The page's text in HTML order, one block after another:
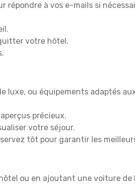
répondre à vos e-mails si
votre hôtel.
luxe, ou équipements adaptés
précieux.
votre séjour.
tôt pour garantir les
ou en ajoutant une voiture